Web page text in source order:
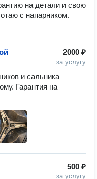
на детали и свою
с напарником.
2000 ₽
за услугу
и сальника
Гарантия на
500 ₽
за услугу